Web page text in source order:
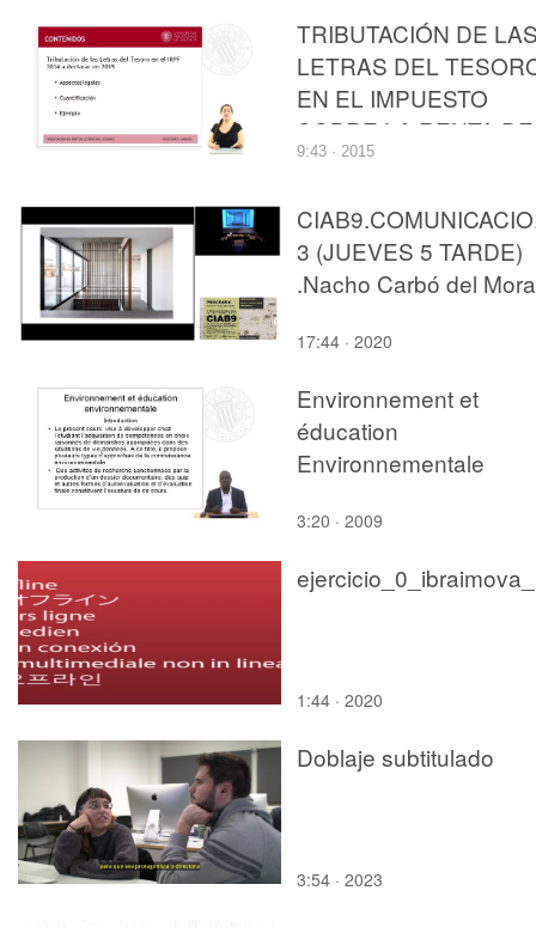
TRIBUTACIÓN DE
LETRAS DEL
EN EL IMPUESTO
SOBRE LA RENTA DE
LAS PERSONAS
9:43 · 2015
3 (JUEVES 5 TARDE)
.Nacho Carbó del
17:44 · 2020
Environnement et
éducation
Environnementale
3:20 · 2009
1:44 · 2020
Doblaje subtitulado
3:54 · 2023